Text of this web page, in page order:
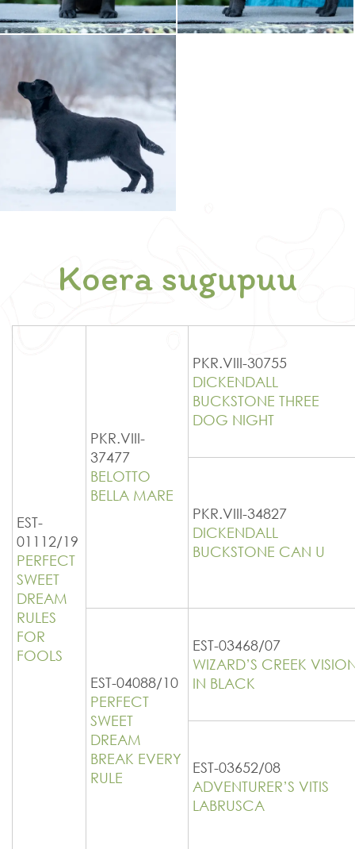
Koera sugupuu
EST-
01112/19
PERFECT
SWEET
DREAM
RULES
FOR
FOOLS
PKR.VIII-
37477
BELOTTO
BELLA MARE
PKR.VIII-30755
DICKENDALL
BUCKSTONE THREE
DOG NIGHT
PKR.VIII-34827
DICKENDALL
BUCKSTONE CAN U
EST-04088/10
PERFECT
SWEET
DREAM
BREAK EVERY
RULE
EST-03468/07
WIZARD’S CREEK
IN BLACK
EST-03652/08
ADVENTURER’S VITIS
LABRUSCA